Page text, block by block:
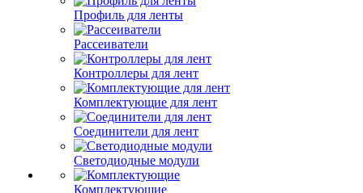
Профиль для ленты
Рассеиватели
Контроллеры для лент
Комплектующие для лент
Соединители для лент
Светодиодные модули
Комплектующие